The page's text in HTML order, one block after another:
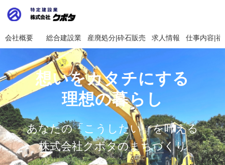
会社概要 総合建設業 産廃処分|砕石販売 求人情報 仕事内容|福
想いをカタチにする
理想の暮らし
あなたの「こうしたい」を叶える
株式会社クボタのまちづくり